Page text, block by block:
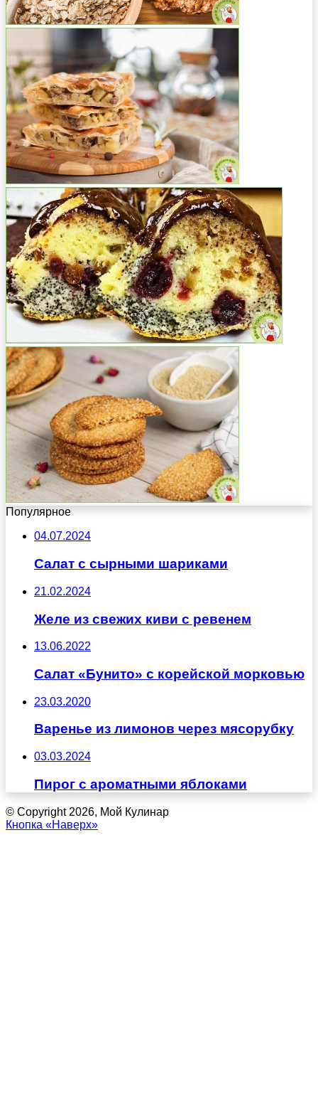
Популярное
04.07.2024
Салат с сырными шариками
21.02.2024
Желе из свежих киви с ревенем
13.06.2022
Салат «Бунито» с корейской морковью
23.03.2020
Варенье из лимонов через мясорубку
03.03.2024
Пирог с ароматными яблоками
© Copyright 2026, Мой Кулинар
Кнопка «Наверх»